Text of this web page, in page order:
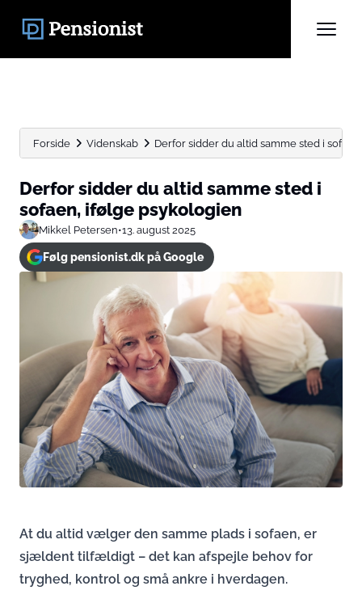
Forside Videnskab Derfor sidder du altid samme sted i
Derfor sidder du altid samme sted i
sofaen, ifølge psykologien
Mikkel Petersen•13. august 2025
Følg pensionist.dk på Google
At du altid vælger den samme plads i sofaen, er
sjældent tilfældigt – det kan afspejle behov for
tryghed, kontrol og små ankre i hverdagen.